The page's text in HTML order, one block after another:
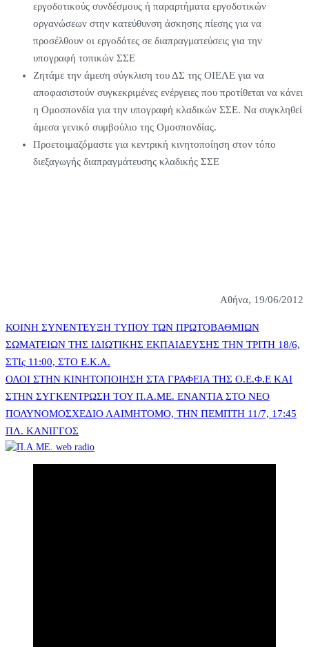
εργοδοτικούς συνδέσμους ή παραρτήματα εργοδοτικών
οργανώσεων στην κατεύθυνση άσκησης πίεσης για να
προσέλθουν οι εργοδότες σε διαπραγματεύσεις για την
υπογραφή τοπικών ΣΣΕ
Ζητάμε την άμεση σύγκλιση του ΔΣ της ΟΙΕΛΕ για να
αποφασιστούν συγκεκριμένες ενέργειες που προτίθεται να κάνει
η Ομοσπονδία για την υπογραφή κλαδικών ΣΣΕ. Να συγκληθεί
άμεσα γενικό συμβούλιο της Ομοσπονδίας.
Προετοιμαζόμαστε για κεντρική κινητοποίηση στον τόπο
διεξαγωγής διαπραγμάτευσης κλαδικής ΣΣΕ
Αθήνα, 19/06/2012
Πλοήγηση
άρθρων
ΚΟΙΝΗ ΣΥΝΕΝΤΕΥΞΗ ΤΥΠΟΥ ΤΩΝ ΠΡΩΤΟΒΑΘΜΙΩΝ
ΣΩΜΑΤΕΙΩΝ ΤΗΣ ΙΔΙΩΤΙΚΗΣ ΕΚΠΑΙΔΕΥΣΗΣ ΤΗΝ ΤΡΙΤΗ 18/6,
ΣΤΙς 11:00, ΣΤΟ Ε.Κ.Α.
ΟΛΟΙ ΣΤΗΝ ΚΙΝΗΤΟΠΟΙΗΣΗ ΣΤΑ ΓΡΑΦΕΙΑ ΤΗΣ Ο.Ε.Φ.Ε ΚΑΙ
ΣΤΗΝ ΣΥΓΚΕΝΤΡΩΣΗ ΤΟΥ Π.Α.ΜΕ. ΕΝΑΝΤΙΑ ΣΤΟ ΝΕΟ
ΠΟΛΥΝΟΜΟΣΧΕΔΙΟ ΛΑΙΜΗΤΟΜΟ, ΤΗΝ ΠΕΜΠΤΗ 11/7, 17:45
ΠΛ. ΚΑΝΙΓΓΟΣ